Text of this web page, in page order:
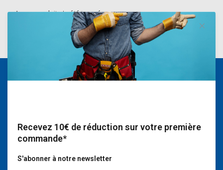
Aucun produit n'a été trouvé...
Telefonisch zijn we tijdens
kantooruren bereikbaar op
Recevez 10€ de réduction sur votre première
commande*
S'abonner à notre newsletter